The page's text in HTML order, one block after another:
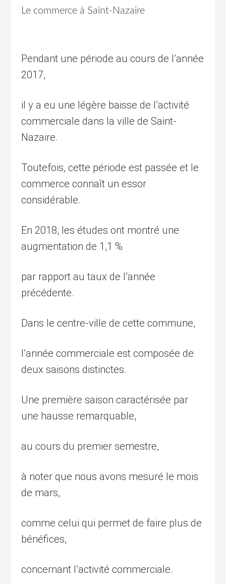
Le commerce à Saint-Nazaire
Pendant une période au cours de l’année
2017,
il y a eu une légère baisse de l’activité
commerciale dans la ville de Saint-
Nazaire.
Toutefois, cette période est passée et le
commerce connaît un essor
considérable.
En 2018, les études ont montré une
augmentation de 1,1 %
par rapport au taux de l’année
précédente.
Dans le centre-ville de cette commune,
l’année commerciale est composée de
deux saisons distinctes.
Une première saison caractérisée par
une hausse remarquable,
au cours du premier semestre,
à noter que nous avons mesuré le mois
de mars,
comme celui qui permet de faire plus de
bénéfices,
concernant l’activité commerciale.